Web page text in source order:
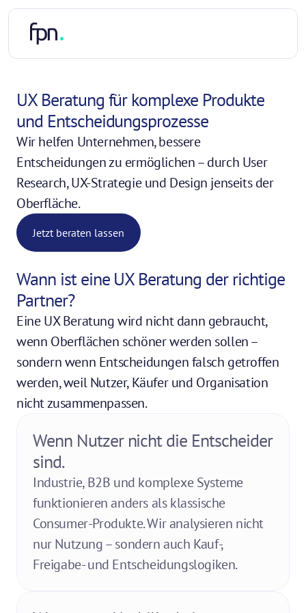
UX Beratung für komplexe Produkte
und Entscheidungsprozesse
Wir helfen Unternehmen, bessere
Entscheidungen zu ermöglichen – durch User
Research, UX-Strategie und Design jenseits der
Oberfläche.
Jetzt beraten lassen
Wann ist eine UX Beratung der richtige
Partner?
Eine UX Beratung wird nicht dann gebraucht,
wenn Oberflächen schöner werden sollen –
sondern wenn Entscheidungen falsch getroffen
werden, weil Nutzer, Käufer und Organisation
nicht zusammenpassen.
Wenn Nutzer nicht die Entscheider
sind.
Industrie, B2B und komplexe Systeme
funktionieren anders als klassische
Consumer-Produkte. Wir analysieren nicht
nur Nutzung – sondern auch Kauf-,
Freigabe- und Entscheidungslogiken.